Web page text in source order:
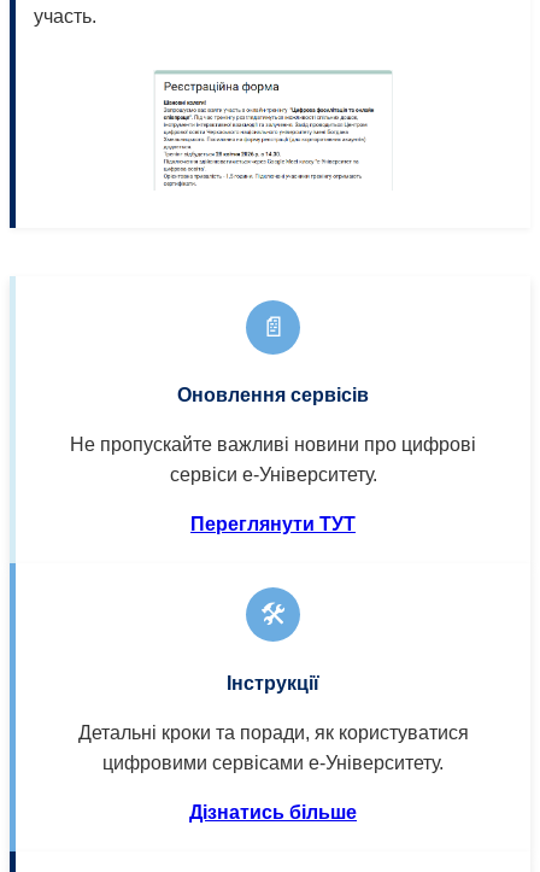
участь.
📄
Оновлення сервісів
Не пропускайте важливі новини про цифрові
сервіси е-Університету.
Переглянути ТУТ
🛠️
Інструкції
Детальні кроки та поради, як користуватися
цифровими сервісами е-Університету.
Дізнатись більше